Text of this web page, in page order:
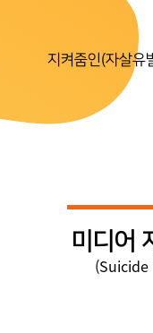
지켜줌인(자살유
미디어